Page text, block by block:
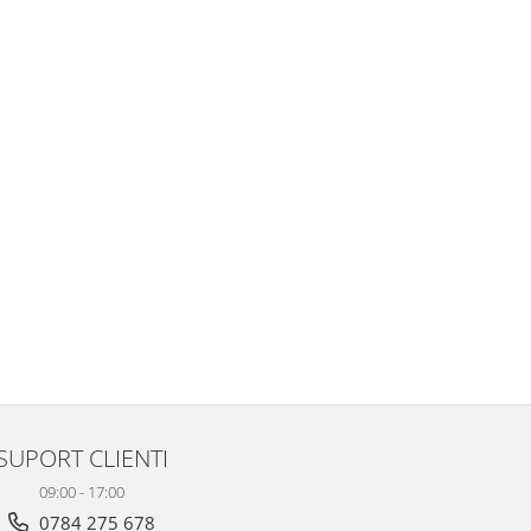
CLIENTI
09:00 - 17:00
0784 275 678